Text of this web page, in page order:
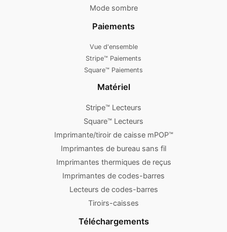
Mode sombre
Paiements
Vue d'ensemble
Stripe™ Paiements
Square™ Paiements
Matériel
Stripe™ Lecteurs
Square™ Lecteurs
Imprimante/tiroir de caisse mPOP™
Imprimantes de bureau sans fil
Imprimantes thermiques de reçus
Imprimantes de codes-barres
Lecteurs de codes-barres
Tiroirs-caisses
Téléchargements